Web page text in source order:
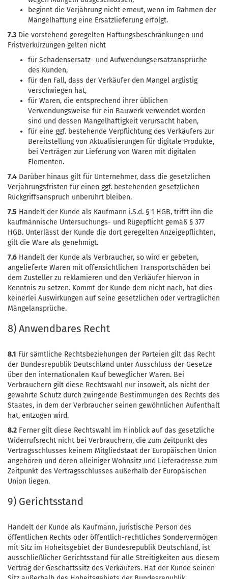
beginnt die Verjährung nicht erneut, wenn im Rahmen der
Mängelhaftung eine Ersatzlieferung erfolgt.
7.3 Die vorstehend geregelten Haftungsbeschränkungen und
Fristverkürzungen gelten nicht
für Schadensersatz- und Aufwendungsersatzansprüche
des Kunden,
für den Fall, dass der Verkäufer den Mangel arglistig
verschwiegen hat,
für Waren, die entsprechend ihrer üblichen
Verwendungsweise für ein Bauwerk verwendet worden
sind und dessen Mangelhaftigkeit verursacht haben,
für eine ggf. bestehende Verpflichtung des Verkäufers zur
Bereitstellung von Aktualisierungen für digitale Produkte,
bei Verträgen zur Lieferung von Waren mit digitalen
Elementen.
7.4 Darüber hinaus gilt für Unternehmer, dass die gesetzlichen
Verjährungsfristen für einen ggf. bestehenden gesetzlichen
Rückgriffsanspruch unberührt bleiben.
7.5 Handelt der Kunde als Kaufmann i.S.d. § 1 HGB, trifft ihn die
kaufmännische Untersuchungs- und Rügepflicht gemäß § 377
HGB. Unterlässt der Kunde die dort geregelten Anzeigepflichten,
gilt die Ware als genehmigt.
7.6 Handelt der Kunde als Verbraucher, so wird er gebeten,
angelieferte Waren mit offensichtlichen Transportschäden bei
dem Zusteller zu reklamieren und den Verkäufer hiervon in
Kenntnis zu setzen. Kommt der Kunde dem nicht nach, hat dies
keinerlei Auswirkungen auf seine gesetzlichen oder vertraglichen
Mängelansprüche.
8) Anwendbares Recht
8.1 Für sämtliche Rechtsbeziehungen der Parteien gilt das Recht
der Bundesrepublik Deutschland unter Ausschluss der Gesetze
über den internationalen Kauf beweglicher Waren. Bei
Verbrauchern gilt diese Rechtswahl nur insoweit, als nicht der
gewährte Schutz durch zwingende Bestimmungen des Rechts des
Staates, in dem der Verbraucher seinen gewöhnlichen Aufenthalt
hat, entzogen wird.
8.2 Ferner gilt diese Rechtswahl im Hinblick auf das gesetzliche
Widerrufsrecht nicht bei Verbrauchern, die zum Zeitpunkt des
Vertragsschlusses keinem Mitgliedstaat der Europäischen Union
angehören und deren alleiniger Wohnsitz und Lieferadresse zum
Zeitpunkt des Vertragsschlusses außerhalb der Europäischen
Union liegen.
9) Gerichtsstand
Handelt der Kunde als Kaufmann, juristische Person des
öffentlichen Rechts oder öffentlich-rechtliches Sondervermögen
mit Sitz im Hoheitsgebiet der Bundesrepublik Deutschland, ist
ausschließlicher Gerichtsstand für alle Streitigkeiten aus diesem
Vertrag der Geschäftssitz des Verkäufers. Hat der Kunde seinen